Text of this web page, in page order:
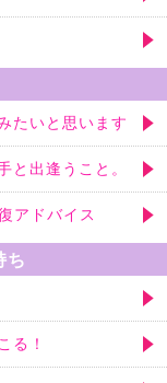
たいと思います
出逢うこと。
アドバイス
ち
る！